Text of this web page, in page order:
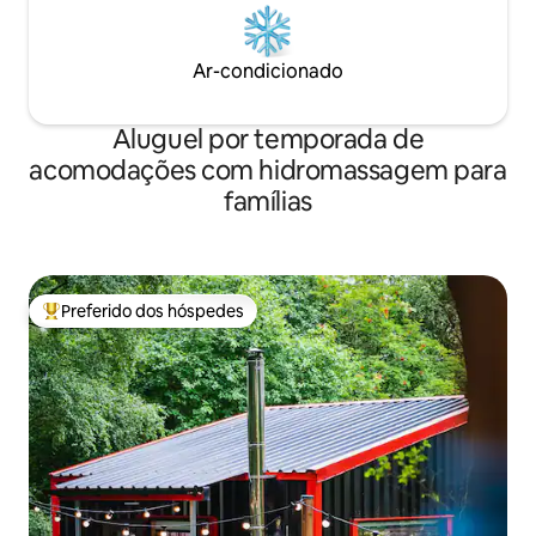
Ar-condicionado
Aluguel por temporada de
acomodações com hidromassagem para
famílias
Entre os melhores preferidos dos hóspedes
Preferido dos hóspedes